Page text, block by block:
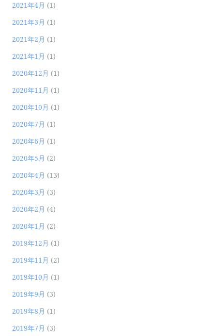
2021年4月 (1)
2021年3月 (1)
2021年2月 (1)
2021年1月 (1)
2020年12月 (1)
2020年11月 (1)
2020年10月 (1)
2020年7月 (1)
2020年6月 (1)
2020年5月 (2)
2020年4月 (13)
2020年3月 (3)
2020年2月 (4)
2020年1月 (2)
2019年12月 (1)
2019年11月 (2)
2019年10月 (1)
2019年9月 (3)
2019年8月 (1)
2019年7月 (3)